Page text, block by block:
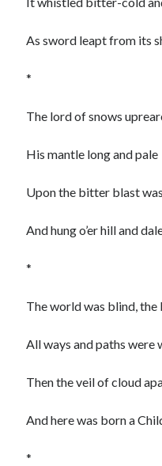
As sword leapt from its
*
The lord of snows
His mantle long and pale
Upon the bitter blast
And hung o’er hill and
*
The world was blind, the
All ways and paths were
Then the veil of cloud
And here was born a
*